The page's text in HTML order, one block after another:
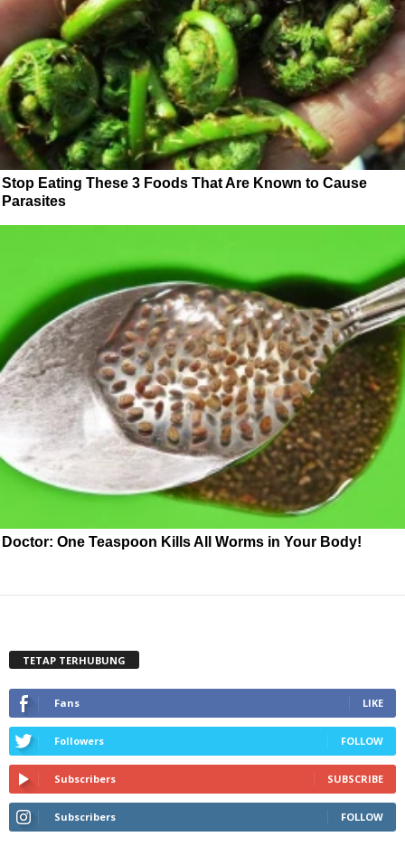
Stop Eating These 3 Foods That Are Known to Cause
Parasites
Doctor: One Teaspoon Kills All Worms in Your Body!
TETAP TERHUBUNG
Fans LIKE
Followers FOLLOW
Subscribers SUBSCRIBE
Subscribers FOLLOW